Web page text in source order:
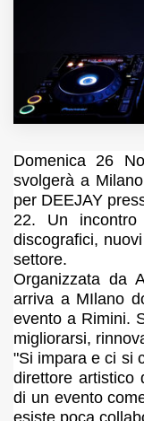
www.viveremilano.info
Fondato e diretto da
Bernardis
Imbonati, 89 20159
Informativa sulla
Domenica 26
svolgerà a
per DEEJAY
22. Un incontro
discografici,
settore.
Organizzata da
arriva a MIlano
evento a Rimini.
migliorarsi,
"Si impara e ci si
direttore artistico
di un evento